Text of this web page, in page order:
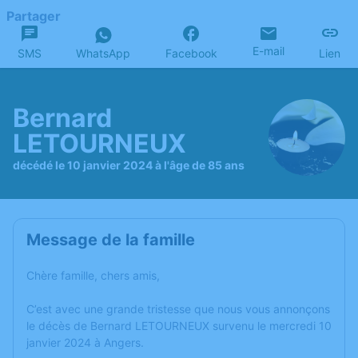
Partager
SMS WhatsApp Facebook E-mail Lien
Bernard
LETOURNEUX
décédé le 10 janvier 2024 à l'âge de 85 ans
Message de la famille
Chère famille, chers amis,
C’est avec une grande tristesse que nous vous annonçons
le décès de Bernard LETOURNEUX survenu le mercredi 10
janvier 2024 à Angers.